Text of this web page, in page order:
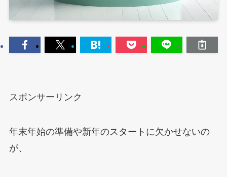
スポンサーリンク
年末年始の準備や新年のスタートに欠かせないの
が、